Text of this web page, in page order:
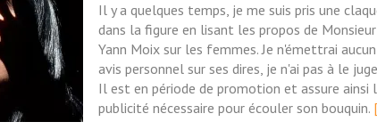
Il y a quelques temps, je me suis pris une
dans la figure en lisant les propos de Monsieur
Yann Moix sur les femmes. Je n'émettrai aucun
avis personnel sur ses dires, je n'ai pas à le
Il est en période de promotion et assure ainsi
publicité nécessaire pour écouler son bouquin.